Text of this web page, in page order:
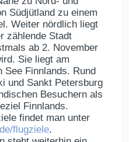
Südjütland zu einem
Weiter nördlich liegt
zählende Stadt
ab 2. November
Sie liegt am
See Finnlands. Rund
und Sankt Petersburg
Besuchern als
Finnlands.
findet man unter
flugziele.